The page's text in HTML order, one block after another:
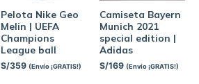
Pelota Nike Geo
Melin | UEFA
Champions
League ball
S/359 (Envío ¡GRATIS!)
Camiseta Bayern
Munich 2021
special edition |
Adidas
S/169 (Envío ¡GRATIS!)